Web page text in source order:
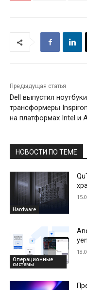
Предыдущая статья
Dell выпустил
трансформеры
на платформах Intel и
НОВОСТИ ПО ТЕМЕ
Hardware
Операционные
системы